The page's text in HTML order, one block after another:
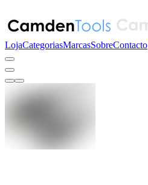
LojaCategoriasMarcasSobreContacto